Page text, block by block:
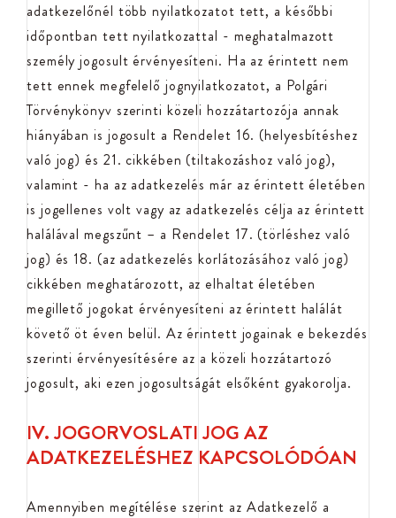
adatkezelőnél több nyilatkozatot tett, a későbbi
időpontban tett nyilatkozattal - meghatalmazott
személy jogosult érvényesíteni. Ha az érintett nem
tett ennek megfelelő jognyilatkozatot, a Polgári
Törvénykönyv szerinti közeli hozzátartozója annak
hiányában is jogosult a Rendelet 16. (helyesbítéshez
való jog) és 21. cikkében (tiltakozáshoz való jog),
valamint - ha az adatkezelés már az érintett életében
is jogellenes volt vagy az adatkezelés célja az érintett
halálával megszűnt – a Rendelet 17. (törléshez való
jog) és 18. (az adatkezelés korlátozásához való jog)
cikkében meghatározott, az elhaltat életében
megillető jogokat érvényesíteni az érintett halálát
követő öt éven belül. Az érintett jogainak e bekezdés
szerinti érvényesítésére az a közeli hozzátartozó
jogosult, aki ezen jogosultságát elsőként gyakorolja.
IV. JOGORVOSLATI JOG AZ
ADATKEZELÉSHEZ KAPCSOLÓDÓAN
Amennyiben megítélése szerint az Adatkezelő a